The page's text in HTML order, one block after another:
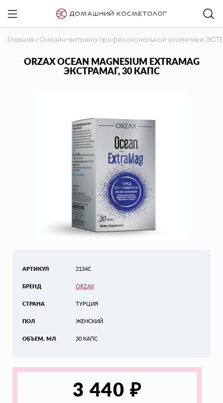
Главная / Онлайн-витрина профессиональной косметики
ORZAX OCEAN MAGNESIUM EXTRAMAG
ЭКСТРАМАГ, 30 КАПС
АРТИКУЛ
БРЕНД
СТРАНА
ПОЛ
ОБЪЕМ, МЛ
2134C
ORZAX
ТУРЦИЯ
ЖЕНСКИЙ
30 КАПС
3 440 ₽